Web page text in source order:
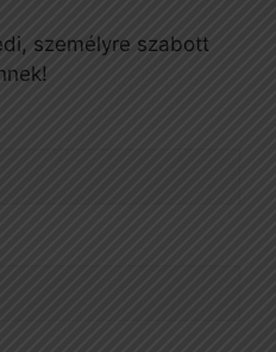
személyre szabott